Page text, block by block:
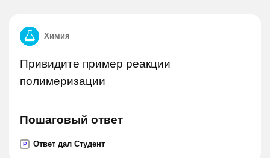
Химия
Привидите пример реакции
полимеризации
Пошаговый ответ
P Ответ дал Студент